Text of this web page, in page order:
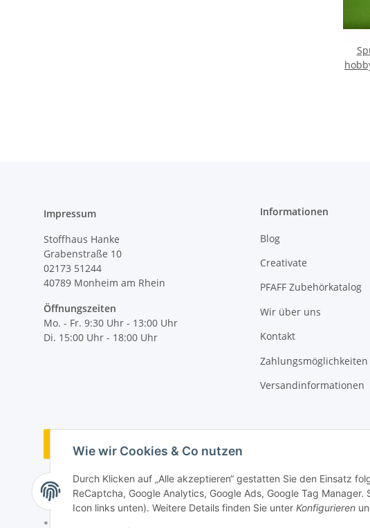
Wie wir Cookies & Co nutzen
Durch Klicken auf „Alle akzeptieren“ gestatten Sie den Einsatz
ReCaptcha, Google Analytics, Google Ads, Google Tag
Icon links unten). Weitere Details finden Sie unter Konfigurieren
Impressum
Stoffhaus Hanke
Grabenstraße 10
02173 51244
40789 Monheim am Rhein
Öffnungszeiten
Mo. - Fr. 9:30 Uhr - 13:00 Uhr
Di. 15:00 Uhr - 18:00 Uhr
Informationen
Blog
Creativate
PFAFF Zubehörkatalog
Wir über uns
Kontakt
Zahlungsmöglichkeiten
Versandinformationen
Vertrag widerrufen
* Alle Preise inkl. gesetzlicher MwSt., zzgl.